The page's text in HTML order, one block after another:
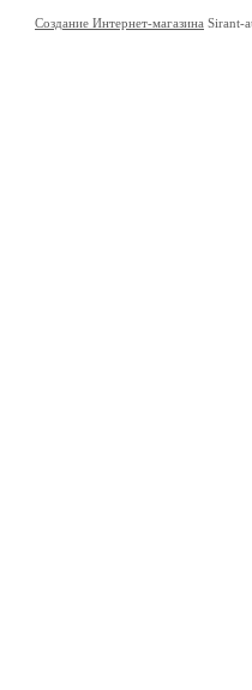
Создание Интернет-магазина Sirant-